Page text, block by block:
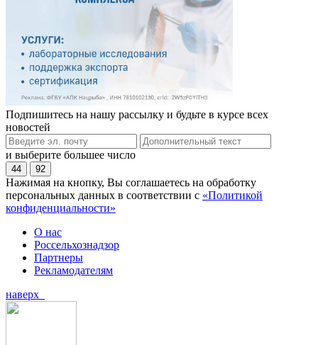
Подпишитесь на нашу рассылку и будьте в курсе всех
новостей
и выберите большее число
44 92
Нажимая на кнопку, Вы соглашаетесь на обработку
персональных данных в соответствии с «Политикой
конфиденциальности»
О нас
Россельхознадзор
Партнеры
Рекламодателям
наверх